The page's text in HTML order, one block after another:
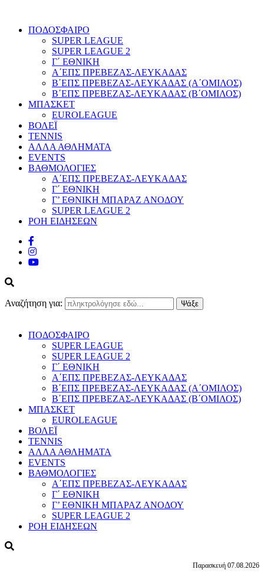
ΠΟΔΟΣΦΑΙΡΟ
SUPER LEAGUE
SUPER LEAGUE 2
Γ΄ ΕΘΝΙΚΗ
Α΄ΕΠΣ ΠΡΕΒΕΖΑΣ-ΛΕΥΚΑΔΑΣ
Β΄ΕΠΣ ΠΡΕΒΕΖΑΣ-ΛΕΥΚΑΔΑΣ (Α΄ΟΜΙΛΟΣ)
Β΄ΕΠΣ ΠΡΕΒΕΖΑΣ-ΛΕΥΚΑΔΑΣ (Β΄ΟΜΙΛΟΣ)
ΜΠΑΣΚΕΤ
EUROLEAGUE
ΒΟΛΕΪ
TENNIS
ΑΛΛΑ ΑΘΛΗΜΑΤΑ
EVENTS
ΒΑΘΜΟΛΟΓΙΕΣ
Α΄ΕΠΣ ΠΡΕΒΕΖΑΣ-ΛΕΥΚΑΔΑΣ
Γ΄ ΕΘΝΙΚΗ
Γ’ ΕΘΝΙΚΗ ΜΠΑΡΑΖ ΑΝΟΔΟΥ
SUPER LEAGUE 2
ΡΟΗ ΕΙΔΗΣΕΩΝ
Αναζήτηση για:
ΠΟΔΟΣΦΑΙΡΟ
SUPER LEAGUE
SUPER LEAGUE 2
Γ΄ ΕΘΝΙΚΗ
Α΄ΕΠΣ ΠΡΕΒΕΖΑΣ-ΛΕΥΚΑΔΑΣ
Β΄ΕΠΣ ΠΡΕΒΕΖΑΣ-ΛΕΥΚΑΔΑΣ (Α΄ΟΜΙΛΟΣ)
Β΄ΕΠΣ ΠΡΕΒΕΖΑΣ-ΛΕΥΚΑΔΑΣ (Β΄ΟΜΙΛΟΣ)
ΜΠΑΣΚΕΤ
EUROLEAGUE
ΒΟΛΕΪ
TENNIS
ΑΛΛΑ ΑΘΛΗΜΑΤΑ
EVENTS
ΒΑΘΜΟΛΟΓΙΕΣ
Α΄ΕΠΣ ΠΡΕΒΕΖΑΣ-ΛΕΥΚΑΔΑΣ
Γ΄ ΕΘΝΙΚΗ
Γ’ ΕΘΝΙΚΗ ΜΠΑΡΑΖ ΑΝΟΔΟΥ
SUPER LEAGUE 2
ΡΟΗ ΕΙΔΗΣΕΩΝ
Παρασκευή 07.08.2026